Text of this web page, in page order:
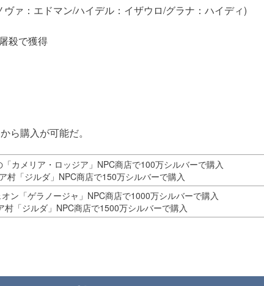
ァ：エドマン/ハイデル：イザウロ/グラナ：ハイディ)
殺で獲得
ら購入が可能だ。
カメリア・ロッジア」NPC商店で100万シルバーで購入
村「ジルダ」NPC商店で150万シルバーで購入
ン「ゲラノージャ」NPC商店で1000万シルバーで購入
村「ジルダ」NPC商店で1500万シルバーで購入